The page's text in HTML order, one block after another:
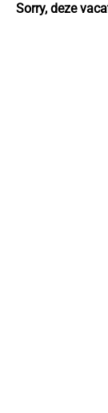
Sorry, deze